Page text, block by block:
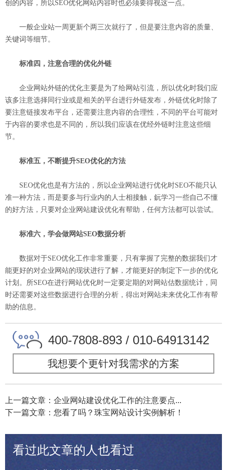
创的内容，所以SEO优化网站内容时也必须要得视这一点。
一般企业站一周更新个两三次就行了，但是要注意内容的质量、
关键词等细节。
标准四，注意合理的优化外链
企业网站外链的优化主要是为了给网站引流，所以优化时我们应
该多注意选择同行业或是相关的平台进行外链发布，外链优化时除了
要注意链接发布平台，还需要注意内容的合理性，不同的平台可能对
于内容的要求也是不同的，所以我们应该在优经外链时注意这些细
节。
标准五，不断提升SEO优化的方法
SEO优化也是有方法的，所以企业网站进行优化时SEO不能只认
准一种方法，而是要多与行业内的人士相接触，鈨学习一些自己不懂
的好方法，只要对企业网站建设优化有帮助，任何方法都可以尝试。
标准六，学会做网站SEO数据分析
数据对于SEO优化工作非常重要，只有掌握了完整的数据我们才
能更好的对企业网站的现状进行了解，才能更好的制定下一步的优化
计划。所SEO在进行网站优化时一定要定期的对网站估数据统计，同
时还需要对这些数据进行合理的分析，得出对网站未来优化工作有帮
助的信息。
400-7808-893 / 010-64913142
我想要个更针对我需求的方案
上一篇文章：企业网站建设优化工作的注意要点...
下一篇文章：您看了吗？珠宝网站设计实例解析！
看过此文章的人也看过